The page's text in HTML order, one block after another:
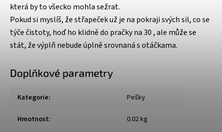
která by to všecko mohla sežrat.
Pokud si myslíš, že střapeček už je na pokraji svých sil, co se
týče čistoty, hoď ho klidně do pračky na 30 , ale může se
stát, že výplň nebude úplně srovnaná s otáčkama.
Doplňkové parametry
Kategorie: Pešky
Hmotnost: 0.02 kg